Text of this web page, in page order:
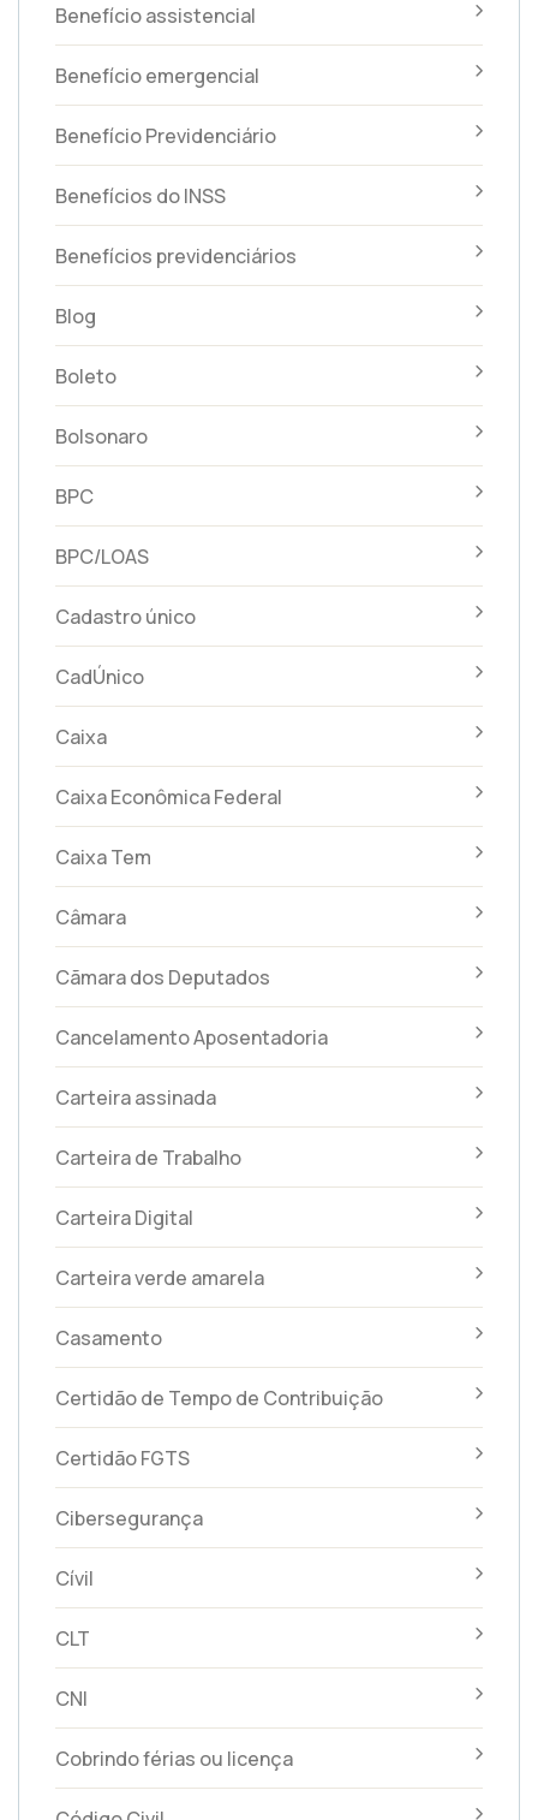
Benefício assistencial
Benefício emergencial
Benefício Previdenciário
Benefícios do INSS
Benefícios previdenciários
Blog
Boleto
Bolsonaro
BPC
BPC/LOAS
Cadastro único
CadÚnico
Caixa
Caixa Econômica Federal
Caixa Tem
Câmara
Cãmara dos Deputados
Cancelamento Aposentadoria
Carteira assinada
Carteira de Trabalho
Carteira Digital
Carteira verde amarela
Casamento
Certidão de Tempo de Contribuição
Certidão FGTS
Cibersegurança
Cívil
CLT
CNI
Cobrindo férias ou licença